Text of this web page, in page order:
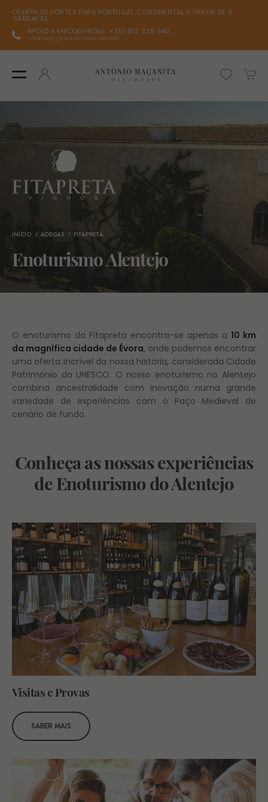
OFERTA DE PORTES PARA PORTUGAL CONTINENTAL A PARTIR DE 6
GARRAFAS.
APOIO A ENCOMENDAS: +351 912 328 642
Chamada para rede móvel nacional
INÍCIO ADEGAS FITAPRETA
Enoturismo Alentejo
O enoturismo da Fitapreta encontra-se apenas a 10 km
da magnífica cidade de Évora, onde podemos encontrar
uma oferta incrível da nossa história, considerada Cidade
Património da UNESCO. O nosso enoturismo no Alentejo
combina ancestralidade com inovação numa grande
variedade de experiências com o Paço Medieval de
cenário de fundo.
Conheça as nossas experiências
de Enoturismo do Alentejo
Visitas e Provas
SABER MAIS